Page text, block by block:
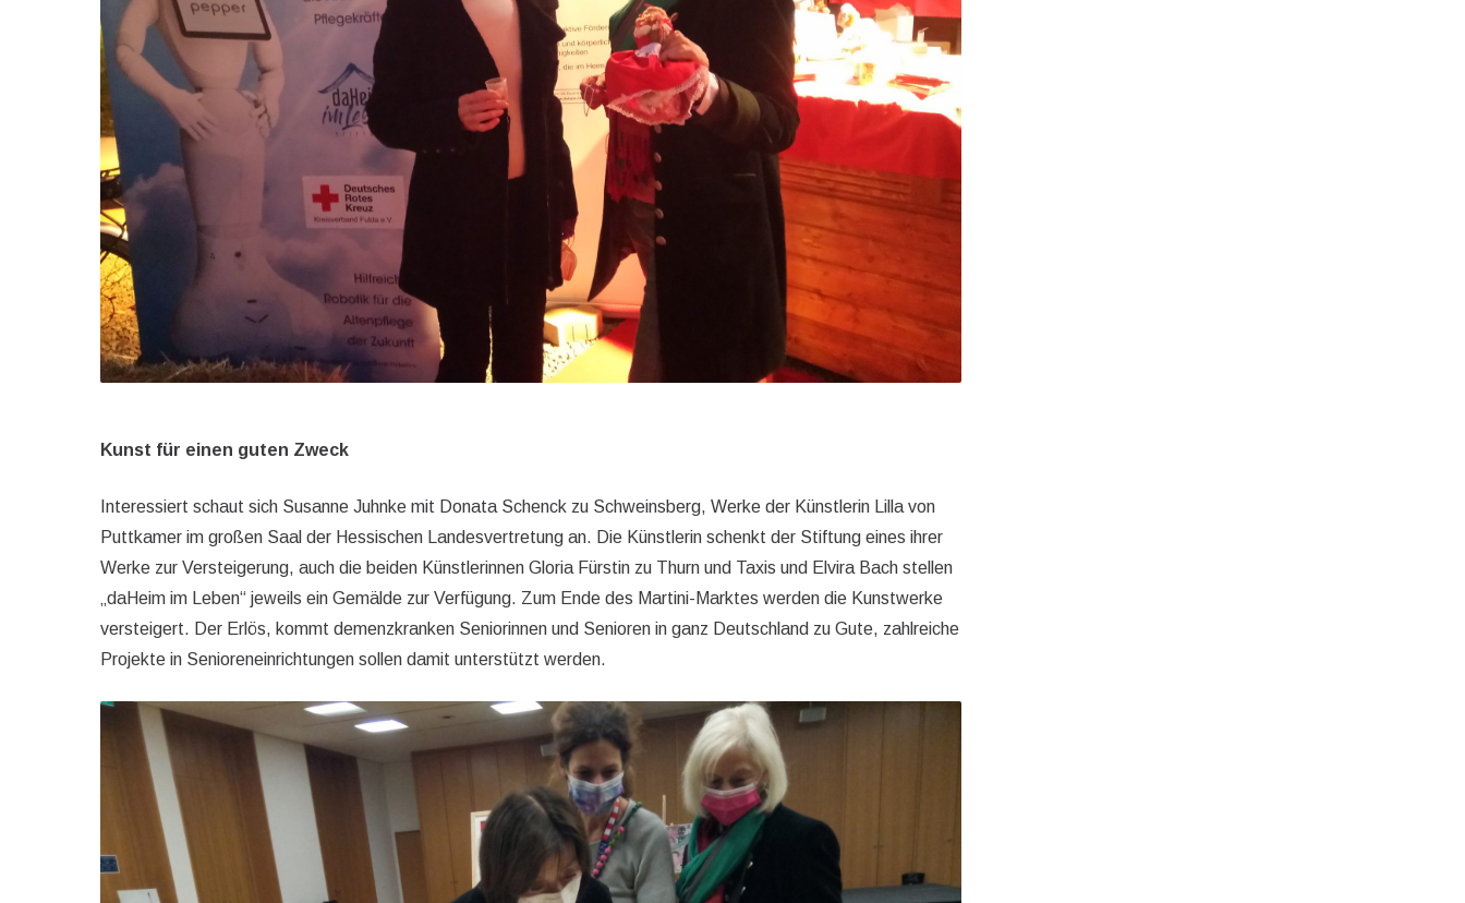
Kunst für einen guten Zweck
Interessiert schaut sich Susanne Juhnke mit Donata Schenck zu Schweinsberg, Werke der Künstlerin Lilla von
Puttkamer im großen Saal der Hessischen Landesvertretung an. Die Künstlerin schenkt der Stiftung eines ihrer
Werke zur Versteigerung, auch die beiden Künstlerinnen Gloria Fürstin zu Thurn und Taxis und Elvira Bach stellen
„daHeim im Leben“ jeweils ein Gemälde zur Verfügung. Zum Ende des Martini-Marktes werden die Kunstwerke
versteigert. Der Erlös, kommt demenzkranken Seniorinnen und Senioren in ganz Deutschland zu Gute, zahlreiche
Projekte in Senioreneinrichtungen sollen damit unterstützt werden.